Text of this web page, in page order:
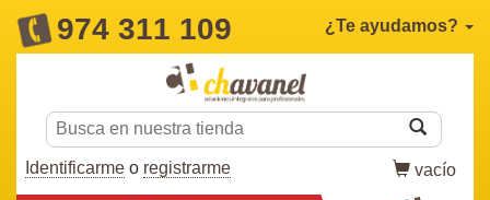
974 311 109 ¿Te ayudamos?
Identificarme o registrarme vacío